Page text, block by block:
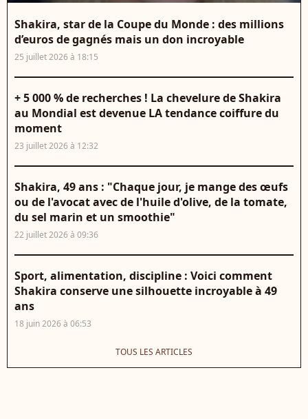
Shakira, star de la Coupe du Monde : des millions
d’euros de gagnés mais un don incroyable
25 juillet 2026 à 18:15
+ 5 000 % de recherches ! La chevelure de Shakira
au Mondial est devenue LA tendance coiffure du
moment
23 juillet 2026 à 12:32
Shakira, 49 ans : "Chaque jour, je mange des œufs
ou de l'avocat avec de l'huile d'olive, de la tomate,
du sel marin et un smoothie"
22 juillet 2026 à 09:36
Sport, alimentation, discipline : Voici comment
Shakira conserve une silhouette incroyable à 49
ans
18 juin 2026 à 06:53
TOUS LES ARTICLES